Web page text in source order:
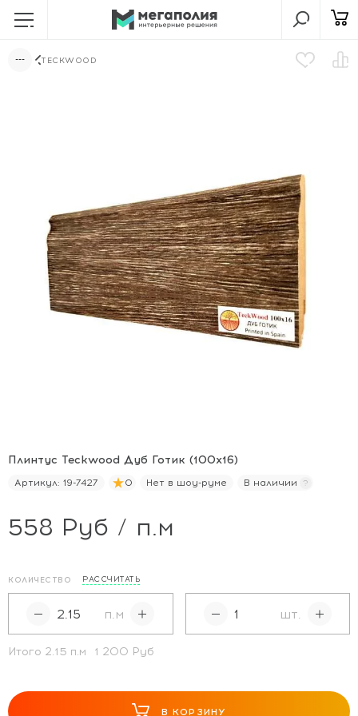
TECKWOOD
Плинтус Teckwood Дуб Готик (100х16)
Артикул: 19-7427 0 Нет в шоу-руме В наличии
558 Руб / п.м
КОЛИЧЕСТВО РАССЧИТАТЬ
п.м шт.
Итого 2.15 п.м 1 200 Руб
В КОРЗИНУ